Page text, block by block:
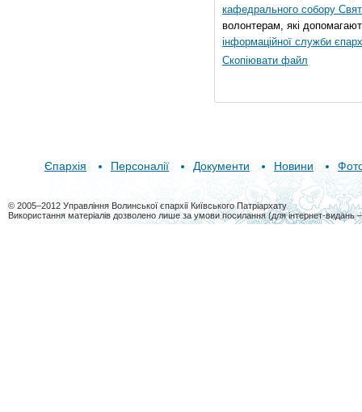
кафедрального собору
волонтерам, які
інформаційної служби
Скопіювати файл
Єпархія Персоналії Документи Новини
© 2005–2012 Управління Волинської єпархії Київського Патріархату
Використання матеріалів дозволено лише за умови посилання (для інтернет-видань